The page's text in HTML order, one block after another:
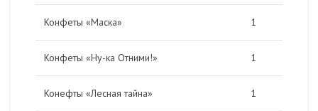
Конфеты «Маска» 1
Конфеты «Ну-ка Отними!» 1
Конефты «Лесная тайна» 1